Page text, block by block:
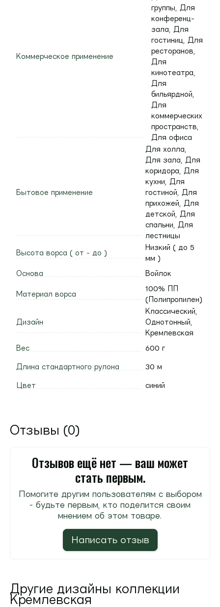
Коммерческое применение
группы, Для
конференц-
зала, Для
гостиниц, Для
ресторанов,
Для
кинотеатра,
Для
бильярдной,
Для
коммерческих
пространств,
Для офиса
Бытовое применение
Для холла,
Для зала, Для
коридора, Для
кухни, Для
гостиной, Для
прихожей, Для
детской, Для
спальни, Для
лестницы
Высота ворса ( от - до )
Низкий ( до 5
мм )
Основа Войлок
Материал ворса
100% ПП
(Полипропилен)
Дизайн
Классический,
Однотонный,
Кремлевская
Вес 600 г
Длина стандартного рулона 30 м
Цвет синий
Отзывы (0)
Отзывов ещё нет — ваш может
стать первым.
Помогите другим пользователям с выбором
- будьте первым, кто поделится своим
мнением об этом товаре.
Написать отзыв
Другие дизайны коллекции
Кремлевская